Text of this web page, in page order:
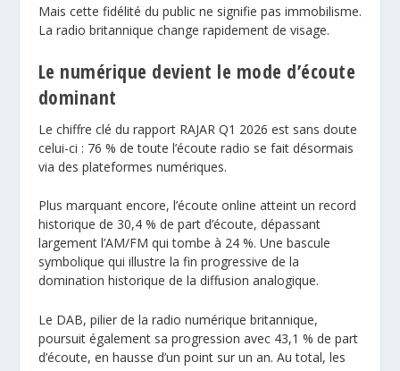
Mais cette fidélité du public ne signifie pas immobilisme.
La radio britannique change rapidement de visage.
Le numérique devient le mode d’écoute
dominant
Le chiffre clé du rapport RAJAR Q1 2026 est sans doute
celui-ci : 76 % de toute l’écoute radio se fait désormais
via des plateformes numériques.
Plus marquant encore, l’écoute online atteint un record
historique de 30,4 % de part d’écoute, dépassant
largement l’AM/FM qui tombe à 24 %. Une bascule
symbolique qui illustre la fin progressive de la
domination historique de la diffusion analogique.
Le DAB, pilier de la radio numérique britannique,
poursuit également sa progression avec 43,1 % de part
d’écoute, en hausse d’un point sur un an. Au total, les